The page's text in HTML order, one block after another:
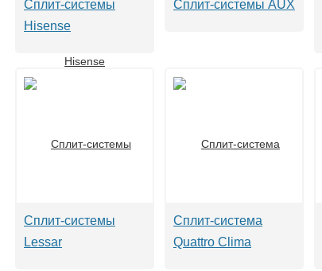
Сплит-системы
Hisense
Сплит-системы AUX
Сплит-системы
Lessar
Сплит-система
Quattro Clima